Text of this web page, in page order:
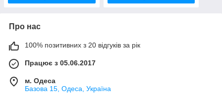
Про нас
100% позитивних з 20 відгуків за рік
Працює з 05.06.2017
м. Одеса
Базова 15, Одеса, Україна